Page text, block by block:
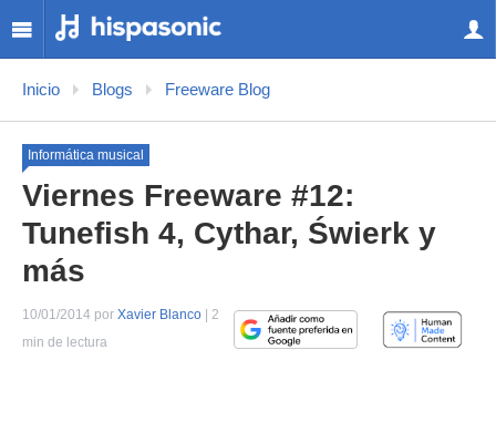
Inicio Blogs Freeware Blog
Informática musical
Viernes Freeware #12:
Tunefish 4, Cythar, Świerk y
más
10/01/2014 por Xavier Blanco | 2
min de lectura